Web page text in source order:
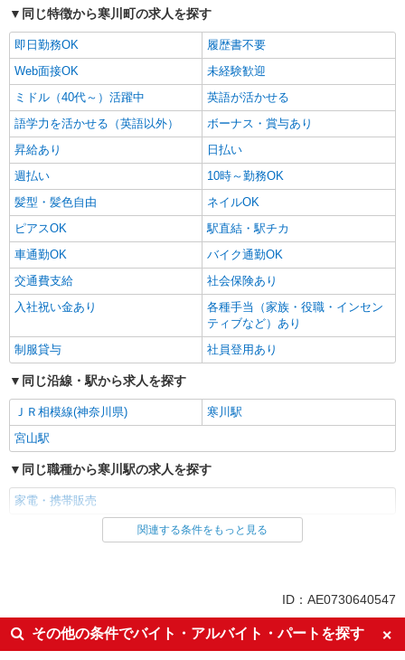
同じ特徴から寒川町の求人を探す
即日勤務OK
履歴書不要
Web面接OK
未経験歓迎
ミドル（40代～）活躍中
英語が活かせる
語学力を活かせる（英語以外）
ボーナス・賞与あり
昇給あり
日払い
週払い
10時～勤務OK
髪型・髪色自由
ネイルOK
ピアスOK
駅直結・駅チカ
車通勤OK
バイク通勤OK
交通費支給
社会保険あり
入社祝い金あり
各種手当（家族・役職・インセン
ティブなど）あり
制服貸与
社員登用あり
同じ沿線・駅から求人を探す
ＪＲ相模線(神奈川県)
寒川駅
宮山駅
同じ職種から寒川駅の求人を探す
家電・携帯販売
同じ雇用形態から寒川駅の求人を探す
即日勤務OK
履歴書不要
Web面接OK
未経験歓迎
関連する条件をもっと見る
ID：AE0730640547
その他の条件でバイト・アルバイト・パートを探す